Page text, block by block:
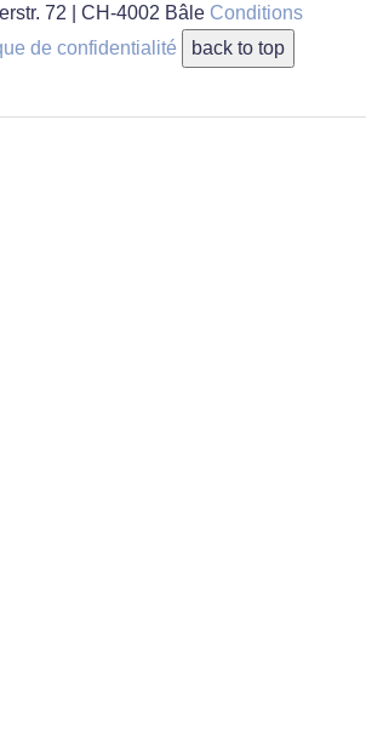
72 CH-4002 Bâle Conditions
de confidentialité back to top